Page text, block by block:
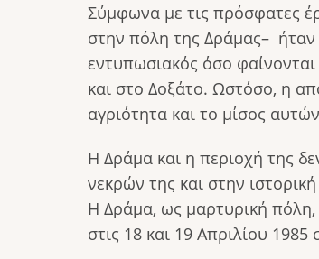
Σύμφωνα με τις πρόσφατες
στην πόλη της Δράμας– ήταν
εντυπωσιακός όσο
και στο Δοξάτο. Ωστόσο, η
αγριότητα και το μίσος
Η Δράμα και η περιοχή της
νεκρών της και στην
Η Δράμα, ως μαρτυρική
στις 18 και 19 Απριλίου